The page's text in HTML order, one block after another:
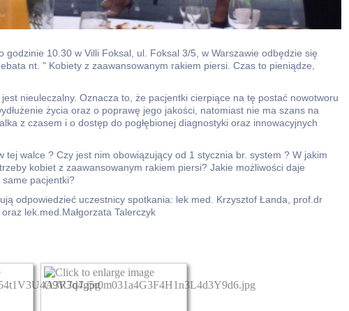
godzinie 10.30 w Villi Foksal, ul. Foksal 3/5, w Warszawie odbędzie się
nt. " Kobiety z zaawansowanym rakiem piersi. Czas to pieniądze,
nieuleczalny. Oznacza to, że pacjentki cierpiące na tę postać nowotworu
życia oraz o poprawę jego jakości, natomiast nie ma szans na
z czasem i o dostęp do pogłębionej diagnostyki oraz innowacyjnych
tej walce ? Czy jest nim obowiązujący od 1 stycznia br. system ? W jakim
kobiet z zaawansowanym rakiem piersi? Jakie możliwości daje
pacjentki?
odpowiedzieć uczestnicy spotkania: lek med. Krzysztof Łanda, prof.dr
lek.med.Małgorzata Talerczyk